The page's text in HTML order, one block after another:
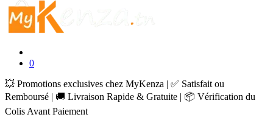
0
💥 Promotions exclusives chez MyKenza | ✅ Satisfait ou
Remboursé | 🚚 Livraison Rapide & Gratuite | 📦 Vérification du
Colis Avant Paiement